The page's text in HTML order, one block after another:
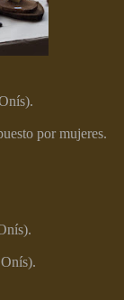
por mujeres.